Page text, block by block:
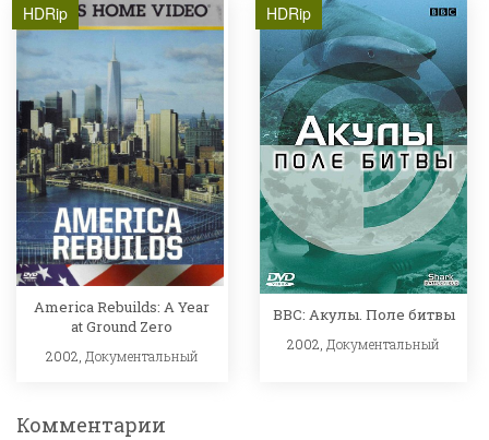
HDRip
America Rebuilds: A Year
at Ground Zero
2002, Документальный
HDRip
BBC: Акулы. Поле битвы
2002, Документальный
Комментарии